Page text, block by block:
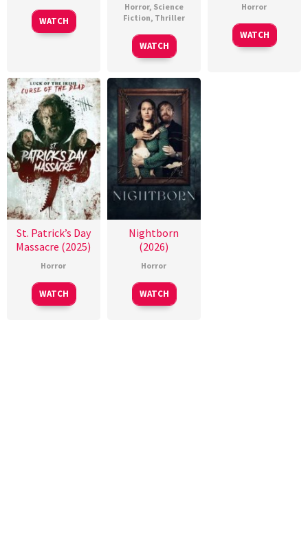
WATCH
Horror, Science
Fiction, Thriller
WATCH
Horror
WATCH
St. Patrick’s Day
Massacre (2025)
Horror
WATCH
Nightborn
(2026)
Horror
WATCH